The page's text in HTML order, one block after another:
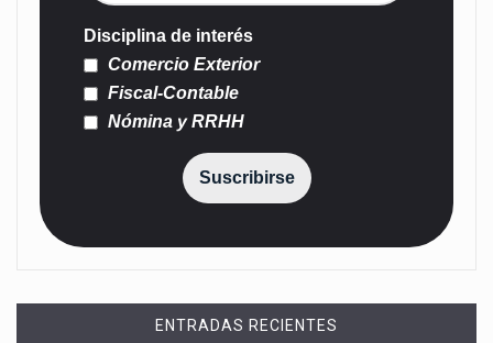
Disciplina de interés
Comercio Exterior
Fiscal-Contable
Nómina y RRHH
Suscribirse
ENTRADAS RECIENTES